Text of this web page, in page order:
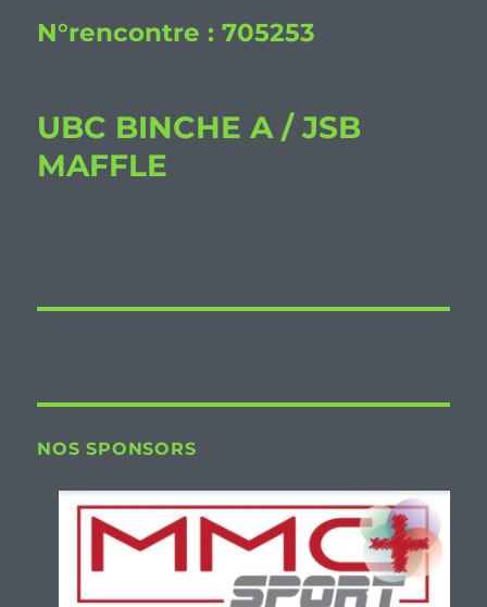
N°rencontre :705253
UBC BINCHE A / JSB
MAFFLE
NOS SPONSORS